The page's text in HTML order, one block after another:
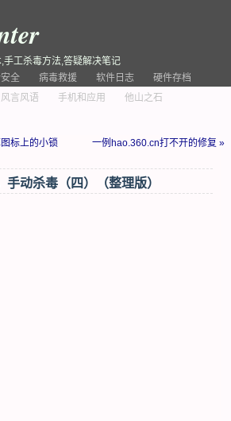
工杀毒方法,答疑解决笔记
全 病毒救援 软件日志
硬件存档
风言风语 手机和应用
他山之石
标上的小锁
一例hao.360.cn打不开的修复 »
手动杀毒（四）（整理版）